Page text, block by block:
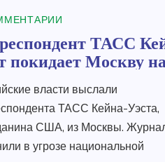
ТАСС
покидает Москву
обвинений в угрозе
власти выслали
ТАСС Кейна-Уэста,
США, из Москвы.
в угрозе национальной